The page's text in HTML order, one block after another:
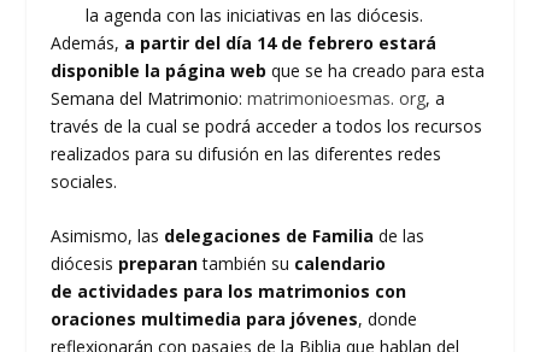
la agenda con las iniciativas en las diócesis.
Además, a partir del día 14 de febrero estará
disponible la página web que se ha creado para esta
Semana del Matrimonio:matrimonioesmas. org, a
través de la cual se podrá acceder a todos los recursos
realizados para su difusión en las diferentes redes
sociales.
Asimismo, las delegaciones de Familia de las
diócesis preparantambién su calendario
de actividades para los matrimonios con
oraciones multimedia para jóvenes, donde
reflexionarán con pasajes de la Biblia que hablan del